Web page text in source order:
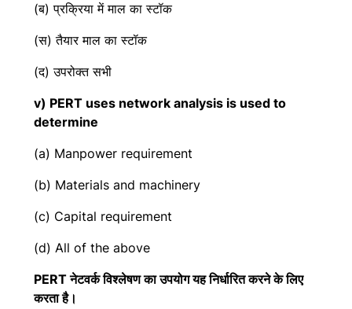
(ब) प्रक्रिया में माल का स्टॉक
(स) तैयार माल का स्टॉक
(द) उपरोक्त सभी
v) PERT uses network analysis is used to
determine
(a) Manpower requirement
(b) Materials and machinery
(c) Capital requirement
(d) All of the above
PERT नेटवर्क विश्लेषण का उपयोग यह निर्धारित करने के लिए
करता है।